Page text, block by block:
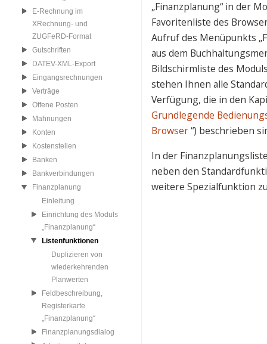
E-Rechnung im
XRechnung- und
ZUGFeRD-Format
Gutschriften
DATEV-XML-Export
Eingangsrechnungen
Verträge
Offene Posten
Mahnungen
Konten
Kostenstellen
Banken
Bankverbindungen
Finanzplanung
Einleitung
Einrichtung des Moduls
„Finanzplanung“
Listenfunktionen
Duplizieren von
wiederkehrenden
Planwerten
Feldbeschreibung,
Registerkarte
„Finanzplanung“
Finanzplanungsdialog
„Finanzplanung“ in der
Favoritenliste des
Aufruf des Menüpunkts
aus dem
Bildschirmliste des
stehen Ihnen alle
Verfügung, die in den
Grundlegende
Browser“) beschrieben
In der
neben den
weitere Spezialfunktion